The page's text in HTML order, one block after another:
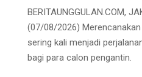
BERITAUNGGULAN.COM,
(07/08/2026)
sering kali menjadi
bagi para calon pengantin.